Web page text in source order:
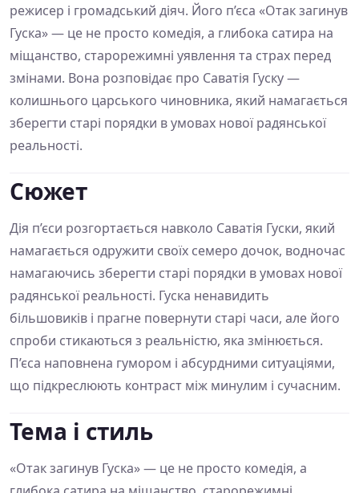
режисер і громадський діяч. Його п’єса «Отак загинув
Гуска» — це не просто комедія, а глибока сатира на
міщанство, старорежимні уявлення та страх перед
змінами. Вона розповідає про Саватія Гуску —
колишнього царського чиновника, який намагається
зберегти старі порядки в умовах нової радянської
реальності.
Сюжет
Дія п’єси розгортається навколо Саватія Гуски, який
намагається одружити своїх семеро дочок, водночас
намагаючись зберегти старі порядки в умовах нової
радянської реальності. Гуска ненавидить
більшовиків і прагне повернути старі часи, але його
спроби стикаються з реальністю, яка змінюється.
П’єса наповнена гумором і абсурдними ситуаціями,
що підкреслюють контраст між минулим і сучасним.
Тема і стиль
«Отак загинув Гуска» — це не просто комедія, а